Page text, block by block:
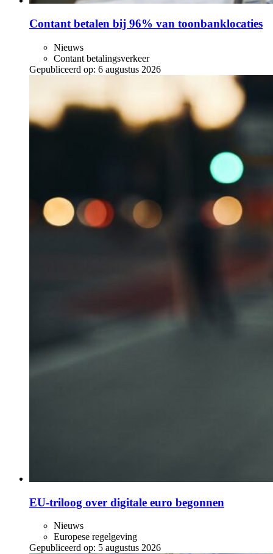
Contant betalen bij 96% van toonbanklocaties
Nieuws
Contant betalingsverkeer
Gepubliceerd op: 6 augustus 2026
EU-triloog over digitale euro begonnen
Nieuws
Europese regelgeving
Gepubliceerd op: 5 augustus 2026